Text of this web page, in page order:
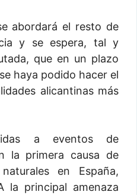
abordará el resto de
y se espera, tal y
que en un plazo
haya podido hacer el
alicantinas más
a eventos de
la primera causa de
en España,
la principal amenaza